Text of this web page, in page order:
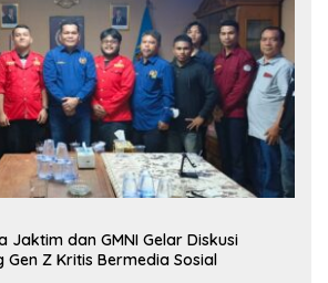
Jaktim dan GMNI Gelar Diskusi
Gen Z Kritis Bermedia Sosial